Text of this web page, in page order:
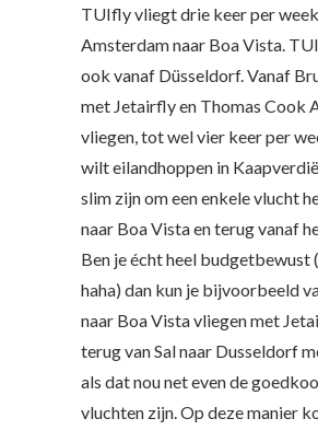
TUIfly vliegt drie keer per
Amsterdam naar Boa Vista.
ook vanaf Düsseldorf. Vanaf
met Jetairfly en Thomas Cook
vliegen, tot wel vier keer per
wilt eilandhoppen in
slim zijn om een enkele vlucht
naar Boa Vista en terug vanaf
Ben je écht heel budgetbewust
haha) dan kun je bijvoorbeeld
naar Boa Vista vliegen met
terug van Sal naar Dusseldorf
als dat nou net even de
vluchten zijn. Op deze manier